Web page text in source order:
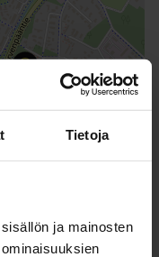
Tietoja
ja mainosten